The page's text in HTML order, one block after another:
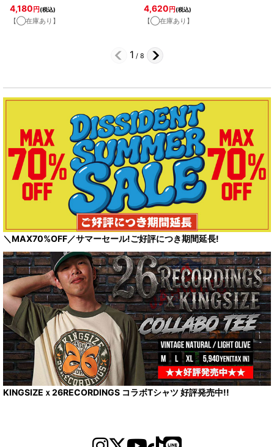
4,180 円(税込)
【◯在庫あり】
4,620 円(税込)
【◯在庫あり】
1 / 8
＼MAX70%OFF／サマーセール!ご好評につき期間延長!
KINGSIZEｘ26RECORDINGS コラボTシャツ 好評発売中!!